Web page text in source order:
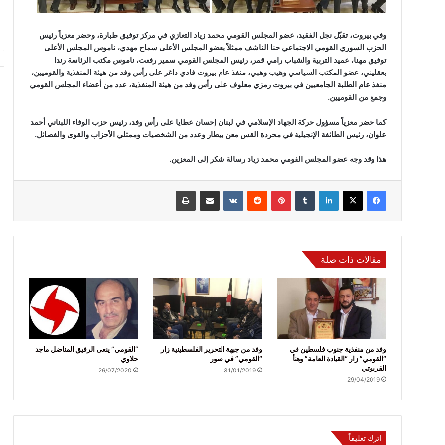
وفي بيروت، تقبّل نجل الفقيد، عضو المجلس القومي محمد زياد التعازي في مركز توفيق طبارة، وحضر معزياً رئيس
الحزب السوري القومي الاجتماعي حنا الناشف ممثلاً بعضو المجلس الأعلى سماح مهدي، ناموس المجلس الأعلى
توفيق مهنا، عميد التربية والشباب رامي قمر، رئيس المجلس القومي سمير رفعت، ناموس مكتب الرئاسة رندا
بعقليني، عضو المكتب السياسي وهيب وهبي، منفذ عام بيروت فادي داغر على رأس وفد من هيئة المنفذية والقوميين،
منفذ عام الطلبة الجامعيين في بيروت رمزي معلوف على رأس وفد من هيئة المنفذية، عدد من أعضاء المجلس القومي
وجمع من القوميين.
كما حضر معزياً مسؤول حركة الجهاد الإسلامي في لبنان إحسان عطايا على رأس وفد، رئيس حزب الوفاء اللبناني أحمد
علوان، رئيس الطائفة الإنجيلية في محردة القس معن بيطار وعدد من الشخصيات وممثلي الأحزاب والقوى والفصائل.
هذا وقد وجه عضو المجلس القومي محمد زياد رسالة شكر إلى المعزين.
فيسبوك لينكدإن بينتيريست
مقالات ذات صلة
وفد من منفذية جنوب فلسطين في
“القومي” زار “القيادة العامة” وهنأ
القريوتي
29/04/2019
وفد من جبهة التحرير الفلسطينية زار
“القومي” في صور
31/01/2019
“القومي” ينعى الرفيق المناضل ماجد
حلاوي
26/07/2020
اترك تعليقاً